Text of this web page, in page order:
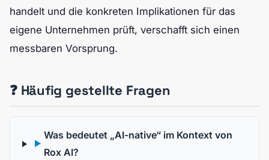
handelt und die konkreten Implikationen für das
eigene Unternehmen prüft, verschafft sich einen
messbaren Vorsprung.
❓ Häufig gestellte Fragen
▶
Was bedeutet „AI-native“ im Kontext von
Rox AI?